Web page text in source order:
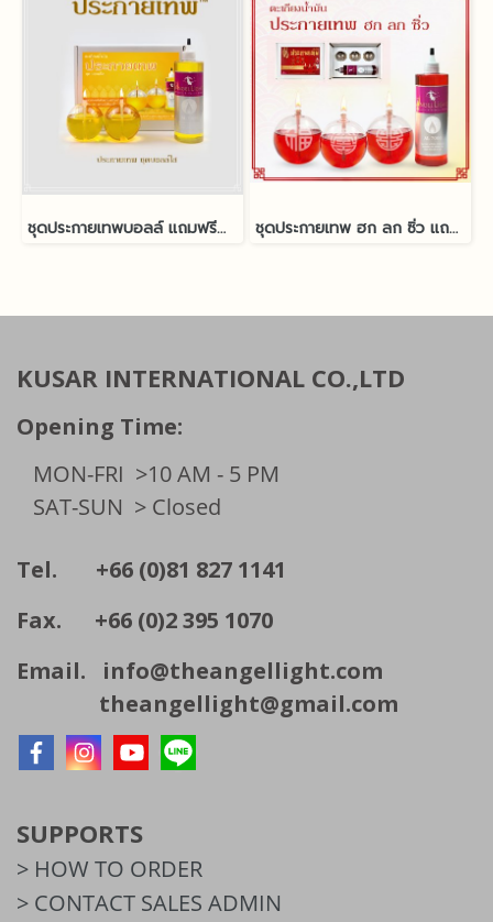
ชุดประกายเทพบอลล์ แถมฟรีน้ำมันนางฟ้า ชุดประกายเทพ ฮก ลก ซิ่ว แถมฟรีน้ำมันนางฟ้า
KUSAR INTERNATIONAL CO.,LTD
Opening Time:
MON-FRI >10 AM - 5 PM
SAT-SUN > Closed
Tel. +66 (0)81 827 1141
Fax. +66 (0)2 395 1070
Email. info@theangellight.com
theangellight@gmail.com
SUPPORTS
> HOW TO ORDER
> CONTACT SALES ADMIN